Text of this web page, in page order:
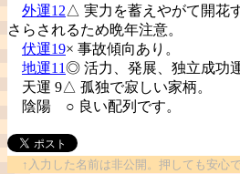
外運12△ 実力を蓄えやがて開花
さらされるため晩年注意。
伏運19× 事故傾向あり。
地運11◎ 活力、発展、独立成功運
天運 9△ 孤独で寂しい家柄。
陰陽 ○ 良い配列です。
↑入力した名前は非公開。押しても安心で